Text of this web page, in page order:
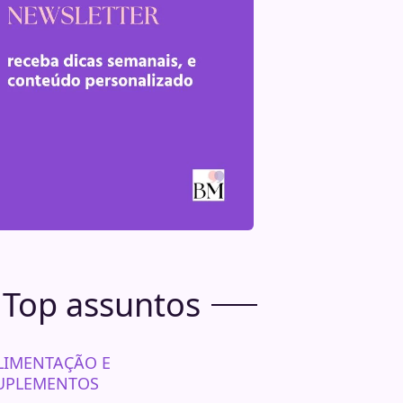
Top assuntos
E